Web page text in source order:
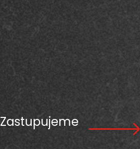
Zastupujeme